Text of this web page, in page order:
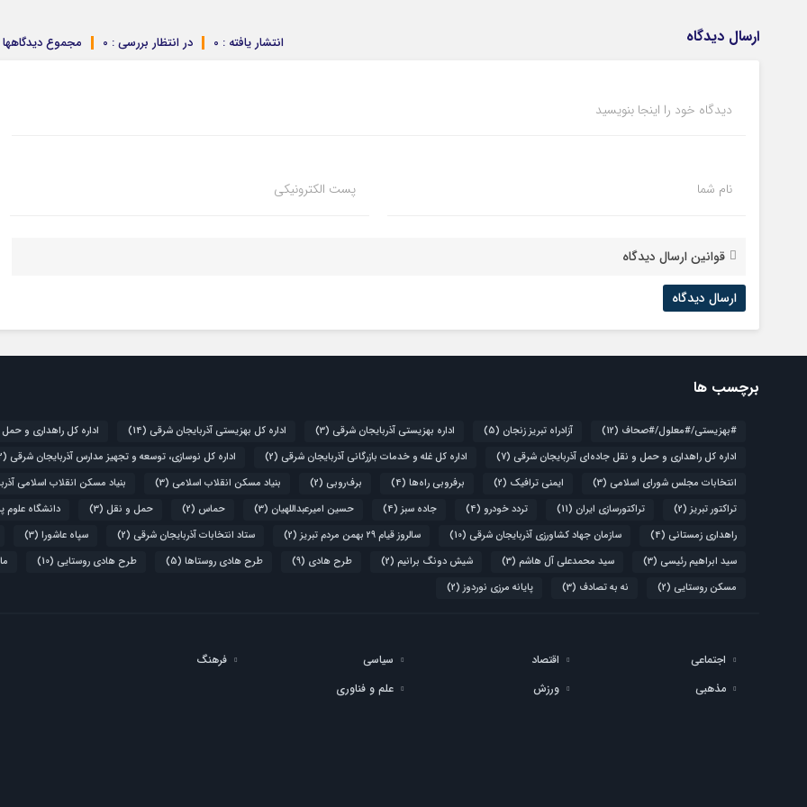
ارسال دیدگاه مجموع دیدگاهها در انتظار بررسی : 0 انتشار یافته : 0
دیدگاه خود را اینجا بنویسید
نام شما پست الکترونیکی
قوانین ارسال دیدگاه
برچسب ها
#بهزیستی/#معلول/#صحاف (12) آزادراه تبریز زنجان (5) اداره بهزیستی آذربایجان شرقی (3) اداره کل بهزیستی آذربایجان شرقی (14)
اداره کل راهداری و
اداره کل راهداری و حمل و نقل جاده‌ای آذربایجان شرقی (7) اداره کل غله و خدمات بازرگانی آذربایجان شرقی (2) اداره کل نوسازی، توسعه و تجهیز مدارس آذربایجان شرقی (2)
انتخابات مجلس شورای اسلامی (3) ایمنی ترافیک (2) برفروبی راه‌ها (4) برف‌روبی (2) بنیاد مسکن انقلاب اسلامی (3)
بنیاد مسکن انقلاب اسلامی
تراکتور تبریز (2) تراکتورسازی ایران (11) تردد خودرو (4) جاده سبز (4) حسین امیرعبداللهیان (3) حماس (2) حمل و نقل (3)
دانشگاه علوم
راهداری زمستانی (4) سازمان جهاد کشاورزی آذربایجان شرقی (10) سالروز قیام ۲۹ بهمن مردم تبریز (2) ستاد انتخابات آذربایجان شرقی (2) سپاه عاشورا (3)
سید ابراهیم رئیسی (3) سید محمدعلی آل هاشم (3) شیش دونگ برانیم (2) طرح هادی (9) طرح هادی روستاها (5) طرح هادی روستایی (10)
مسکن روستایی (2) نه به تصادف (3) پایانه مرزی نوردوز (2)
اجتماعی اقتصاد سیاسی
فرهنگ
مذهبی
ورزش علم و فناوری